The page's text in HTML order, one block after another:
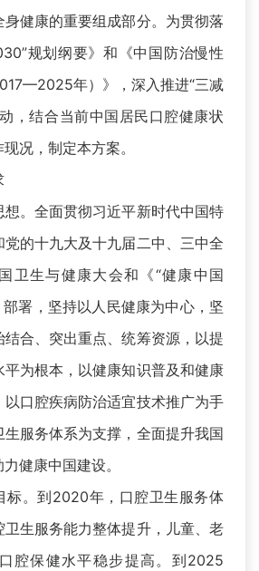
身健康的重要组成部分。为贯彻落
规划纲要》和《中国防治慢性
年）》，深入推进“三减
，结合当前中国居民口腔健康状
况，制定本方案。
想。全面贯彻习近平新时代中国特
的十九大及十九届二中、三中全
卫生与健康大会和《“健康中国
署，坚持以人民健康为中心，坚
合、突出重点、统筹资源，以提
为根本，以健康知识普及和健康
口腔疾病防治适宜技术推广为手
服务体系为支撑，全面提升我国
健康中国建设。
标。到2020年，口腔卫生服务体
卫生服务能力整体提升，儿童、老
腔保健水平稳步提高。到2025